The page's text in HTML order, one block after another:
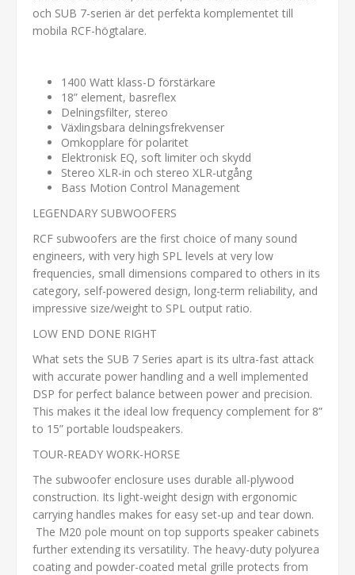
och SUB 7-serien är det perfekta komplementet till
mobila RCF-högtalare.
1400 Watt klass-D förstärkare
18” element, basreflex
Delningsfilter, stereo
Växlingsbara delningsfrekvenser
Omkopplare för polaritet
Elektronisk EQ, soft limiter och skydd
Stereo XLR-in och stereo XLR-utgång
Bass Motion Control Management
LEGENDARY SUBWOOFERS
RCF subwoofers are the first choice of many sound
engineers, with very high SPL levels at very low
frequencies, small dimensions compared to others in its
category, self-powered design, long-term reliability, and
impressive size/weight to SPL output ratio.
LOW END DONE RIGHT
What sets the SUB 7 Series apart is its ultra-fast attack
with accurate power handling and a well implemented
DSP for perfect balance between power and precision.
This makes it the ideal low frequency complement for 8”
to 15” portable loudspeakers.
TOUR-READY WORK-HORSE
The subwoofer enclosure uses durable all-plywood
construction. Its light-weight design with ergonomic
carrying handles makes for easy set-up and tear down.
The M20 pole mount on top supports speaker cabinets
further extending its versatility. The heavy-duty polyurea
coating and powder-coated metal grille protects from